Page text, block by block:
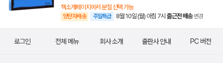
책소개페이지에서 분철 선택 가능
양탄자배송 주말특급 8월 10일 (월) 아침 7시 출근전 배송 변경
로그인 전체 메뉴 회사 소개 출판사 안내 PC 버전